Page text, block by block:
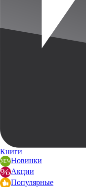
Книги
Новинки
Акции
Популярные